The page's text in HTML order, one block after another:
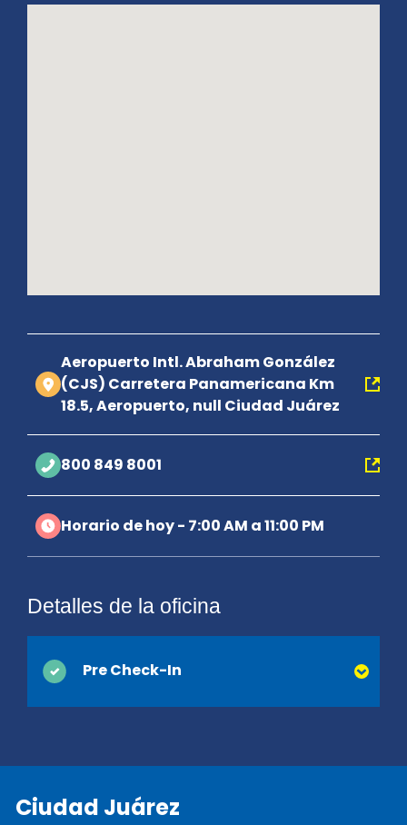
Aeropuerto Intl. Abraham González
(CJS) Carretera Panamericana Km
18.5, Aeropuerto, null Ciudad Juárez
800 849 8001
Horario de hoy - 7:00 AM a 11:00 PM
Detalles de la oficina
Pre Check-In
recopilan en el momento de la entrega y
Ciudad Juárez